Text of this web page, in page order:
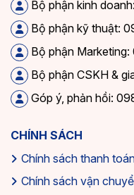
Bộ phận kinh
Bộ phận kỹ thuật:
Bộ phận
Bộ phận CSKH &
Góp ý, phản hồi:
CHÍNH SÁCH
Chính sách thanh
Chính sách vận